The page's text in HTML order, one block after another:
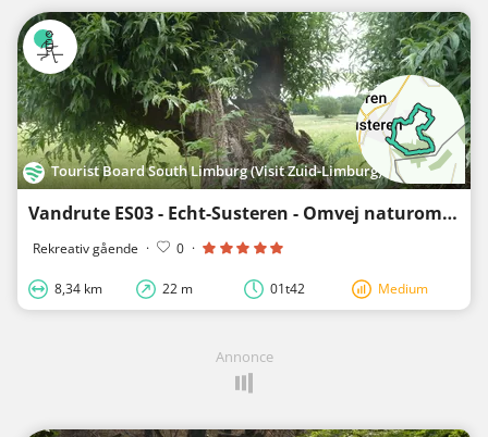
Tourist Board South Limburg (Visit Zuid-Limburg)
Vandrute ES03 - Echt-Susteren - Omvej naturområde IJzerenbos
Rekreativ gående · 0 ·
8,34 km 22 m 01t42 Medium
Annonce